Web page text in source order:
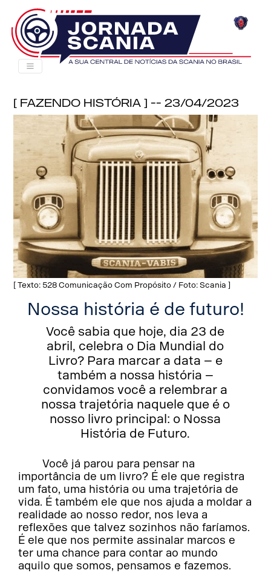
[ Fazendo História ] -- 23/04/2023
[ Texto: 528 Comunicação Com Propósito / Foto: Scania ]
Nossa história é de futuro!
Você sabia que hoje, dia 23 de
abril, celebra o Dia Mundial do
Livro? Para marcar a data – e
também a nossa história –
convidamos você a relembrar a
nossa trajetória naquele que é o
nosso livro principal: o Nossa
História de Futuro.
Você já parou para pensar na
importância de um livro? É ele que registra
um fato, uma história ou uma trajetória de
vida. É também ele que nos ajuda a moldar a
realidade ao nosso redor, nos leva a
reflexões que talvez sozinhos não faríamos.
É ele que nos permite assinalar marcos e
ter uma chance para contar ao mundo
aquilo que somos, pensamos e fazemos.